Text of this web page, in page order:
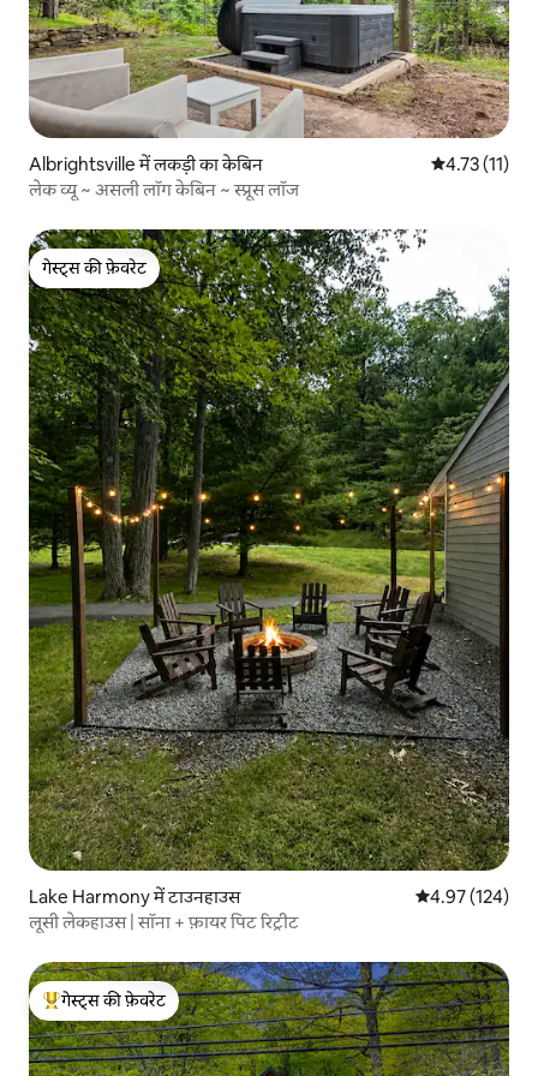
Albrightsville में लकड़ी का केबिन औसत रेटिंग 5 में
4.73 (11)
लेक व्यू ~ असली लॉग केबिन ~ स्प्रूस लॉज
गेस्ट्स की फ़ेवरेट
गेस्ट्स की फ़ेवरेट
Lake Harmony में टाउनहाउस औसत रेटिंग 5 में से
4.97 (124)
लूसी लेकहाउस | सॉना + फ़ायर पिट रिट्रीट
गेस्ट्स का टॉप फ़ेवरेट
गेस्ट्स की फ़ेवरेट